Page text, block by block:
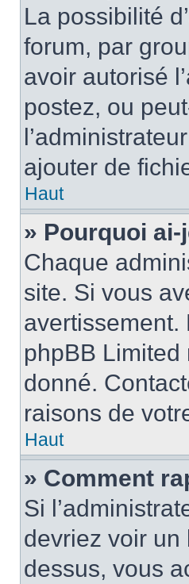
La possibilité
forum, par
avoir autorisé
postez, ou
ajouter de
Haut
» Pourquoi
Chaque
site. Si vous
avertissement.
phpBB Limited
donné.
raisons de
Haut
» Comment
Si
devriez voir un
dessus, vous